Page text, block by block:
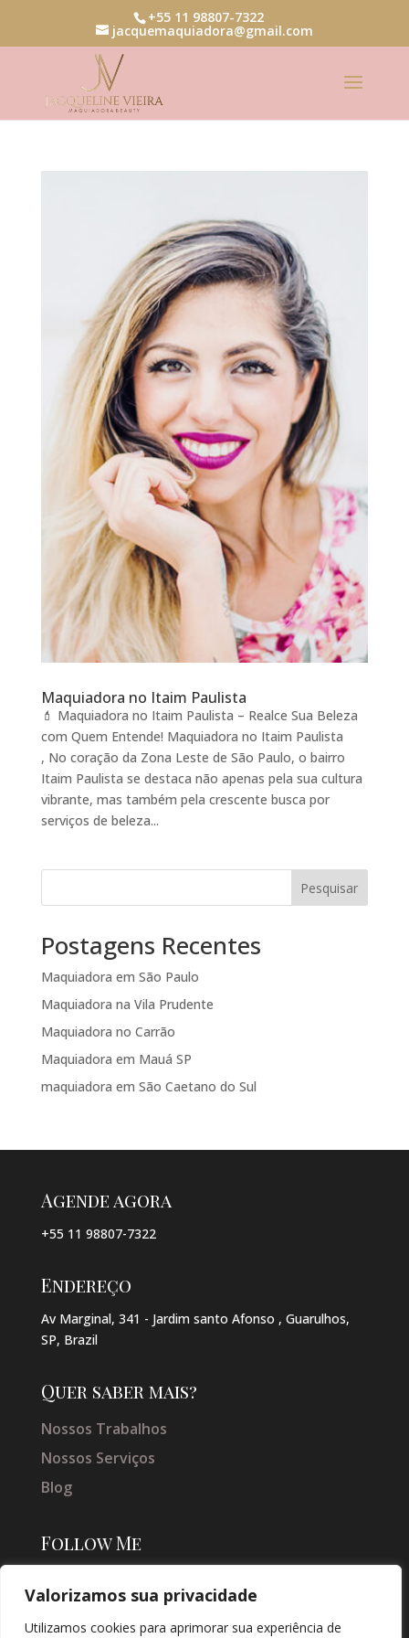
Valorizamos sua privacidade
Utilizamos cookies para aprimorar sua experiência de
+55 11 98807-7322
jacquemaquiadora@gmail.com
Maquiadora no Itaim Paulista
💄 Maquiadora no Itaim Paulista – Realce Sua Beleza
com Quem Entende! Maquiadora no Itaim Paulista
, No coração da Zona Leste de São Paulo, o bairro
Itaim Paulista se destaca não apenas pela sua cultura
vibrante, mas também pela crescente busca por
serviços de beleza...
Pesquisar
Postagens Recentes
Maquiadora em São Paulo
Maquiadora na Vila Prudente
Maquiadora no Carrão
Maquiadora em Mauá SP
maquiadora em São Caetano do Sul
Agende agora
+55 11 98807-7322
Endereço
Av Marginal, 341 - Jardim santo Afonso , Guarulhos,
SP, Brazil
Quer saber mais?
Nossos Trabalhos
Nossos Serviços
Blog
Follow Me